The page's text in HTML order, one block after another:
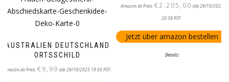
AUSTRALIEN DEUTSCHLAND
ORTSSCHILD
Amazon.de Preis:€9,99 (ab 28/10/2025 19:50 PST-
Amazon.de Preis:€2.205,00 (ab 29/10/2025
20:38 PST-
Jetzt über amazon bestellen
Details)